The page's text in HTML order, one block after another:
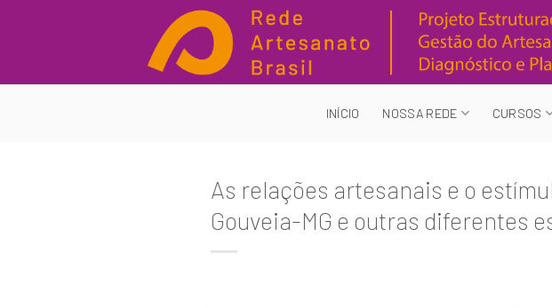
INÍCIO NOSSA REDE CURSOS
As relações artesanais e o
Gouveia-MG e outras diferentes